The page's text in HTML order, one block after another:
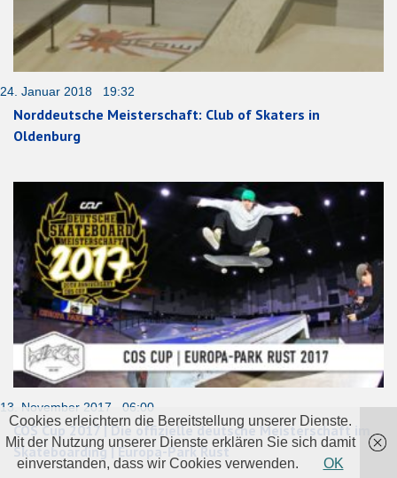
24. Januar 2018 19:32
Norddeutsche Meisterschaft: Club of Skaters in
Oldenburg
13. November 2017 06:00
COS Cup 2017 | Die offizielle deutsche Meisterschaft im
Skateboarding | Europa-Park Rust
Cookies erleichtern die Bereitstellung unserer Dienste.
Mit der Nutzung unserer Dienste erklären Sie sich damit
einverstanden, dass wir Cookies verwenden.
OK